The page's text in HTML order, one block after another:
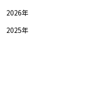
2026年
2025年